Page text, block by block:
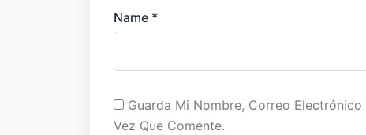
Name *
Guarda Mi Nombre, Correo
Vez Que Comente.